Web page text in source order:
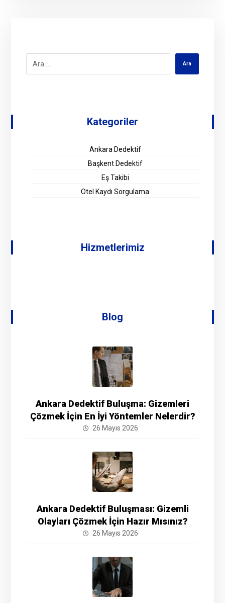
Kategoriler
Ankara Dedektif
Başkent Dedektif
Eş Takibi
Otel Kaydı Sorgulama
Hizmetlerimiz
Blog
Ankara Dedektif Buluşma: Gizemleri
Çözmek İçin En İyi Yöntemler Nelerdir?
26 Mayıs 2026
Ankara Dedektif Buluşması: Gizemli
Olayları Çözmek İçin Hazır Mısınız?
26 Mayıs 2026